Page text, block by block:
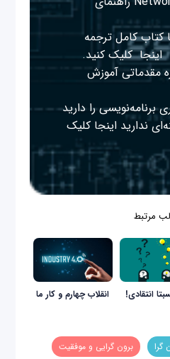
کتاب کامل ترجمه
اینجا کلیک کنید.
مقدماتی آموزش
برنامه‌نویسی را دارید
نداریداینجا کلیک
مرتبط
انتقادی! انقلاب چهارم و کار ما
گرا برون گرایی و موفقیت